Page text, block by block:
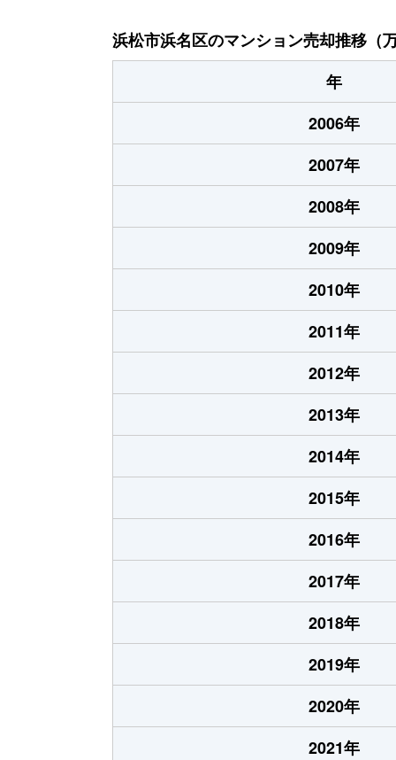
浜松市浜名区のマンション売却推移（
年
2006年
2007年
2008年
2009年
2010年
2011年
2012年
2013年
2014年
2015年
2016年
2017年
2018年
2019年
2020年
2021年